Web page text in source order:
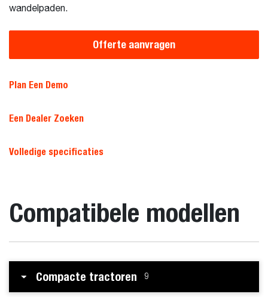
wandelpaden.
Offerte aanvragen
Plan Een Demo
Een Dealer Zoeken
Volledige specificaties
Compatibele modellen
Compacte tractoren 9